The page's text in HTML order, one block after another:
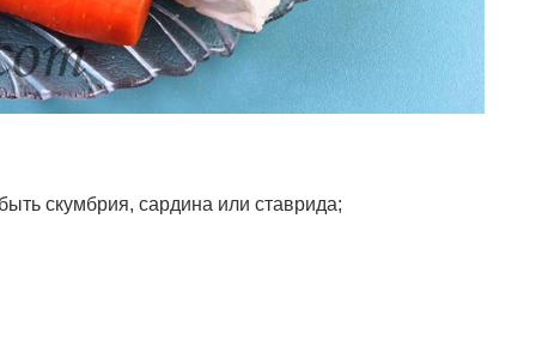
скумбрия, сардина или ставрида;